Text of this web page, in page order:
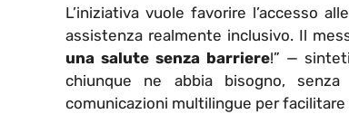
L’iniziativa vuole favorire l’accesso
assistenza realmente inclusivo. Il
una salute senza barriere!” —
chiunque ne abbia bisogno,
comunicazioni multilingue per facilitare